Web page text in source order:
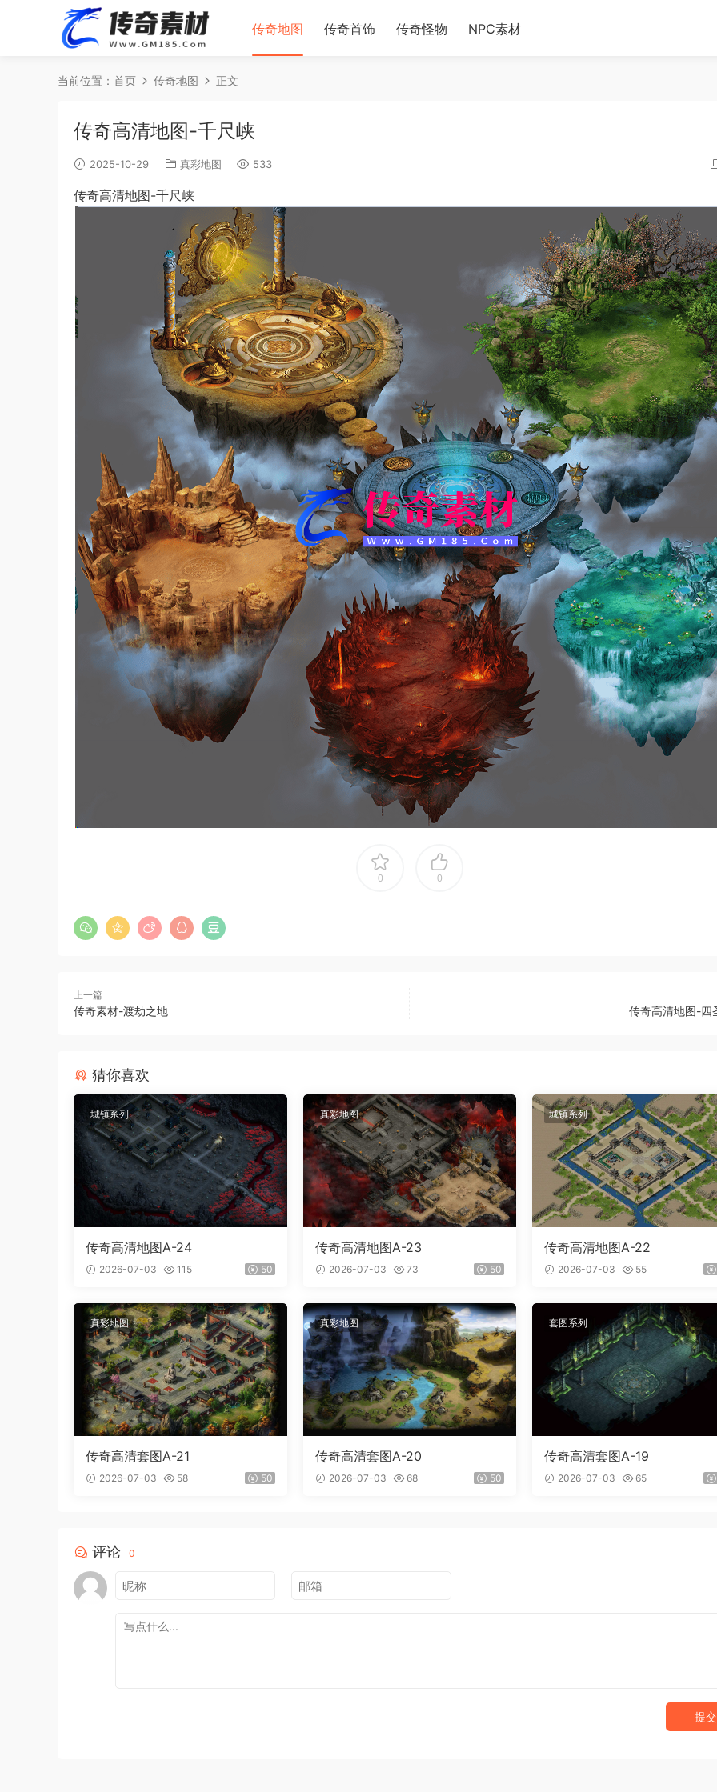
传奇地图 传奇首饰 传奇怪物 NPC素材
当前位置： 首页 传奇地图 正文
传奇高清地图-千尺峡
2025-10-29 真彩地图 533
传奇高清地图-千尺峡
0 0
上一篇
传奇素材-渡劫之地 传奇高清地图-四
猜你喜欢
城镇系列
传奇高清地图A-24
2026-07-03 115 50
真彩地图
传奇高清地图A-23
2026-07-03 73 50
城镇系列
传奇高清地图A-22
2026-07-03 55
真彩地图
传奇高清套图A-21
2026-07-03 58 50
真彩地图
传奇高清套图A-20
2026-07-03 68 50
套图系列
传奇高清套图A-19
2026-07-03 65
评论 0
提交